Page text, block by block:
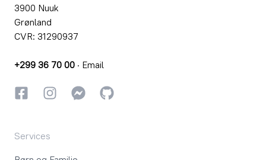
3900 Nuuk
Grønland
CVR: 31290937
+299 36 70 00 · Email
FacebookInstagramInstagram
GitHub
Services